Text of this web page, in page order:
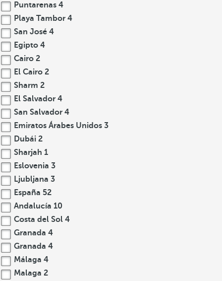
Puntarenas 4
Playa Tambor 4
San José 4
Egipto 4
Cairo 2
El Cairo 2
Sharm 2
El Salvador 4
San Salvador 4
Emiratos Árabes Unidos 3
Dubái 2
Sharjah 1
Eslovenia 3
Ljubljana 3
España 52
Andalucía 10
Costa del Sol 4
Granada 4
Granada 4
Málaga 4
Malaga 2